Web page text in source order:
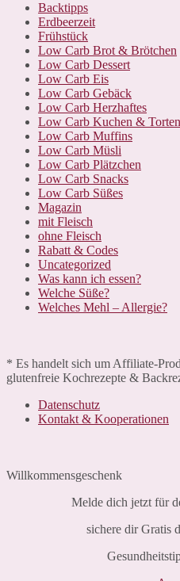
Backtipps
Erdbeerzeit
Frühstück
Low Carb Brot & Brötchen
Low Carb Dessert
Low Carb Eis
Low Carb Gebäck
Low Carb Herzhaftes
Low Carb Kuchen & Torten
Low Carb Muffins
Low Carb Müsli
Low Carb Plätzchen
Low Carb Snacks
Low Carb Süßes
Magazin
mit Fleisch
ohne Fleisch
Rabatt & Codes
Uncategorized
Was kann ich essen?
Welche Süße?
Welches Mehl – Allergie?
* Es handelt sich um Affiliate-
glutenfreie Kochrezepte &
Datenschutz
Kontakt & Kooperationen
Willkommensgeschenk
Melde dich jetzt für
sichere dir Gratis